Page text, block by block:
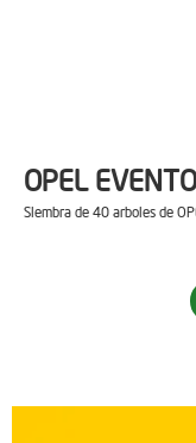
OPEL
Siembra de 40 arboles de